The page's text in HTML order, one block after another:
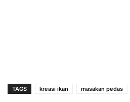
TAGS kreasi ikan masakan pedas